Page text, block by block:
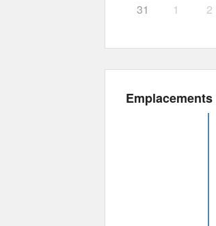
31 1 2
Emplacements